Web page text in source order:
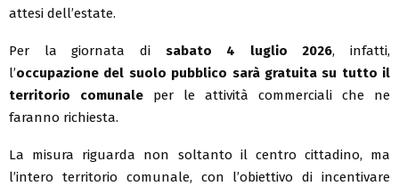
attesi dell’estate.
Per la giornata di sabato 4 luglio 2026, infatti,
l’occupazione del suolo pubblico sarà gratuita su tutto il
territorio comunale per le attività commerciali che ne
faranno richiesta.
La misura riguarda non soltanto il centro cittadino, ma
l’intero territorio comunale, con l’obiettivo di incentivare